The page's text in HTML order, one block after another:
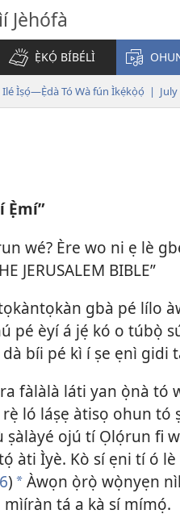
Jèhófà
Ẹ̀KỌ́ BÍBÉLÌ
Ilé Ìṣọ́—Ẹ̀dà Tó Wà fún Ìkẹ́kọ̀ọ́ | July
Ẹ̀mí”
wé? Ère wo ni ẹ lè
JERUSALEM BIBLE”
tọkàntọkàn gbà pé lílo
pé èyí á jẹ́ kó o túbọ̀
bíi pé kì í ṣe ẹnì gidi
fàlàlà láti yan ọ̀nà tó
ló láṣẹ àtisọ ohun tó
ṣàlàyé ojú tí Ọlọ́run fi
àti Ìyè. Kò sí ẹni tí ó
) a Àwọn ọ̀rọ̀ wọ̀nyẹn
tá a kà sí mímọ́.